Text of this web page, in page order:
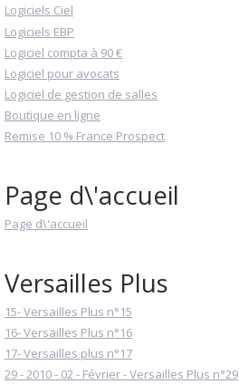
Logiciels Ciel
Logiciels EBP
Logiciel compta à 90 €
Logiciel pour avocats
Logiciel de gestion de salles
Boutique en ligne
Remise 10 % France Prospect
Page d\'accueil
Page d\'accueil
Versailles Plus
15- Versailles Plus n°15
16- Versailles Plus n°16
17- Versailles plus n°17
29 - 2010 - 02 - Février - Versailles Plus n°29